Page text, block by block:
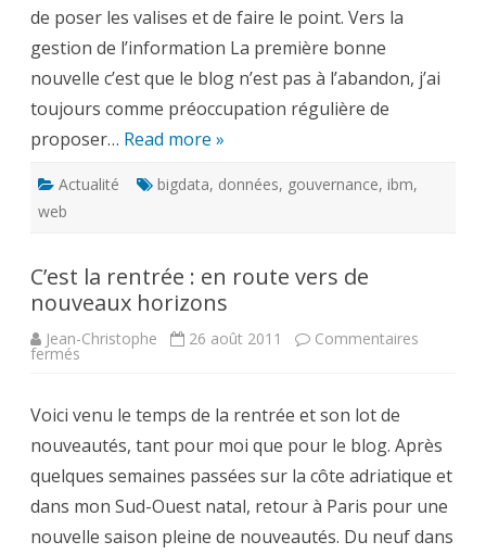
de poser les valises et de faire le point. Vers la
gestion de l’information La première bonne
nouvelle c’est que le blog n’est pas à l’abandon, j’ai
toujours comme préoccupation régulière de
proposer… Read more »
Actualité bigdata, données, gouvernance, ibm,
web
C’est la rentrée : en route vers de
nouveaux horizons
Jean-Christophe 26 août 2011 Commentaires
fermés
:
en
route
vers
de
nouveaux
horizons
Voici venu le temps de la rentrée et son lot de
nouveautés, tant pour moi que pour le blog. Après
quelques semaines passées sur la côte adriatique et
dans mon Sud-Ouest natal, retour à Paris pour une
nouvelle saison pleine de nouveautés. Du neuf dans